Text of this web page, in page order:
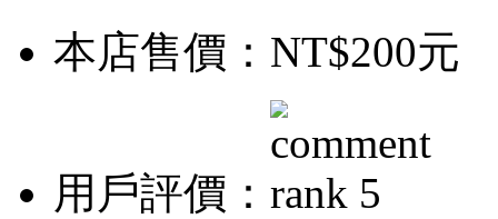
本店售價： NT$200元
用戶評價：